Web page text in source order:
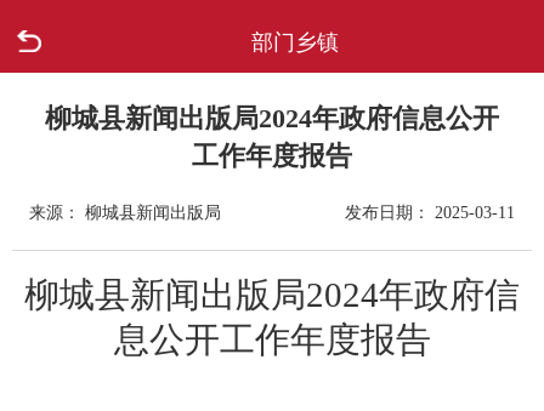
部门乡镇
走进柳城
政府信息公开
网上办事
柳城县新闻出版局2024年政府信息公开
工作年度报告
来源： 柳城县新闻出版局 发布日期： 2025-03-11
柳城县新闻出版局2024年政府信
息公开工作年度报告